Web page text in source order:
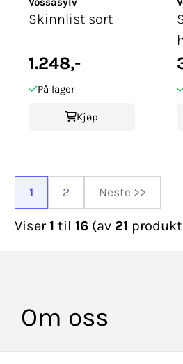
Skinnlist sort
1.248,-
På lager
Kjøp
1 2 Neste >>
Viser1 til 16(av 21
Om oss
HULDRA BUNADER AS